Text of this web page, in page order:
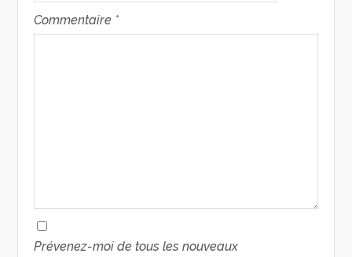
Commentaire *
Prévenez-moi de tous les nouveaux